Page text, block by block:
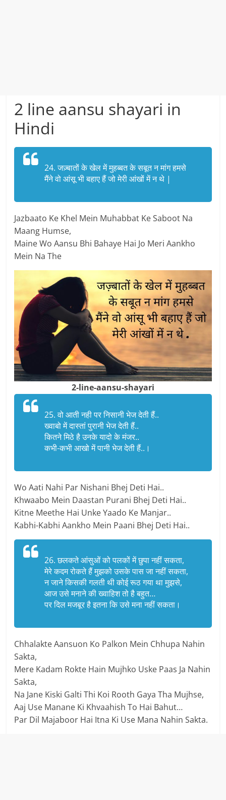
2 line aansu shayari in
Hindi
24. जज़्बातों के खेल में मुहब्बत के सबूत न मांग हमसे
मैंने वो आंसू भी बहाए हैं जो मेरी आंखों में न थे |
Jazbaato Ke Khel Mein Muhabbat Ke Saboot Na
Maang Humse,
Maine Wo Aansu Bhi Bahaye Hai Jo Meri Aankho
Mein Na The
2-line-aansu-shayari
25. वो आती नही पर निसानी भेज देती हैं..
ख्वाबो में दास्तां पुरानी भेज देती हैं..
कितने मिठे है उनके यादो के मंजर..
कभी-कभी आखो में पानी भेज देती हैं..।
Wo Aati Nahi Par Nishani Bhej Deti Hai..
Khwaabo Mein Daastan Purani Bhej Deti Hai..
Kitne Meethe Hai Unke Yaado Ke Manjar..
Kabhi-Kabhi Aankho Mein Paani Bhej Deti Hai..
26. छलकते आंसुओं को पलकों में छुपा नहीं सकता,
मेरे कदम रोकते हैं मुझको उसके पास जा नहीं सकता,
न जाने किसकी गलती थी कोई रूठ गया था मुझसे,
आज उसे मनाने की ख्वाहिश तो है बहुत…
पर दिल मजबूर है इतना कि उसे मना नहीं सकता।
Chhalakte Aansuon Ko Palkon Mein Chhupa Nahin
Sakta,
Mere Kadam Rokte Hain Mujhko Uske Paas Ja Nahin
Sakta,
Na Jane Kiski Galti Thi Koi Rooth Gaya Tha Mujhse,
Aaj Use Manane Ki Khvaahish To Hai Bahut…
Par Dil Majaboor Hai Itna Ki Use Mana Nahin Sakta.